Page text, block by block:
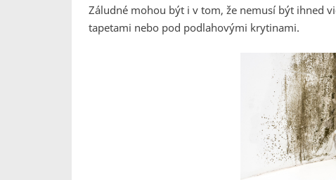
Záludné mohou být i v tom, že nemusí být ihned
tapetami nebo pod podlahovými krytinami.